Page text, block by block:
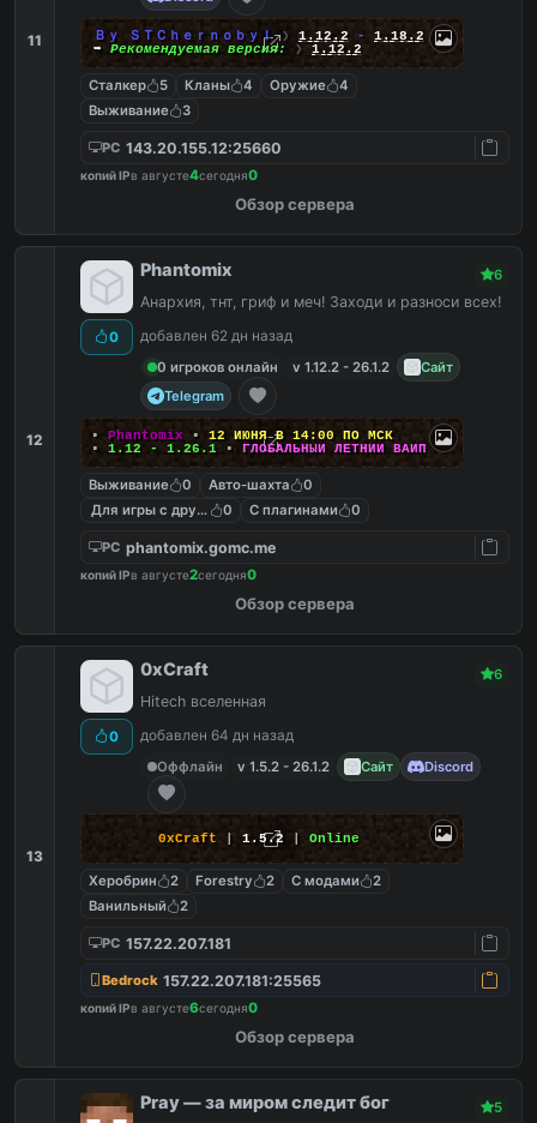
11 Ｂｙ ＳＴＣｈｅｒｎｏｂｙｌ ❯ 1.12.2 - 1.18.2
➥ Рекомендуемая версия: ❯ 1.12.2
Сталкер 5 Кланы 4 Оружие
4
Выживание
3
PC 143.20.155.12:25660
копий IPв августе4сегодня0
Обзор сервера
12
0
Phantomix 6
Анархия, тнт, гриф и меч! Заходи и разноси всех!
добавлен 62 дн назад
0 игроков онлайн
v 1.12.2 - 26.1.2
Сайт
Telegram
▪ Phantomix ▪ 12 ИЮНЯ В 14:00 ПО МСК
▪ 1.12 - 1.26.1 ▪ ГЛОБАЛЬНЫЙ ЛЕТНИЙ ВАЙП
Выживание 0 Авто-шахта
0
Для игры с другом0 С плагинами 0
PC phantomix.gomc.me
копий IPв августе2сегодня0
Обзор сервера
13
0
0xCraft 6
Hitech вселенная
добавлен 64 дн назад
Оффлайн
v 1.5.2 - 26.1.2 Сайт Discord
0xCraft | 1.5.2 | Online
Херобрин 2 Forestry 2 С модами
2
Ванильный
2
PC 157.22.207.181
Bedrock 157.22.207.181:25565
копий IPв августе6сегодня0
Обзор сервера
Pray — за миром следит бог 5